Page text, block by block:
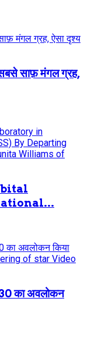
साफ़ मंगल ग्रह,
का अवलोकन